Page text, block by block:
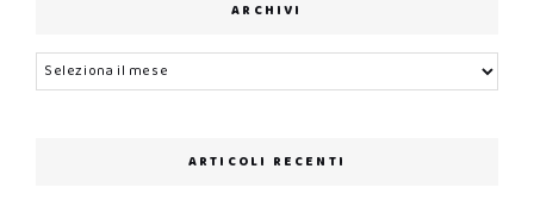
ARCHIVI
Archivi
ARTICOLI RECENTI